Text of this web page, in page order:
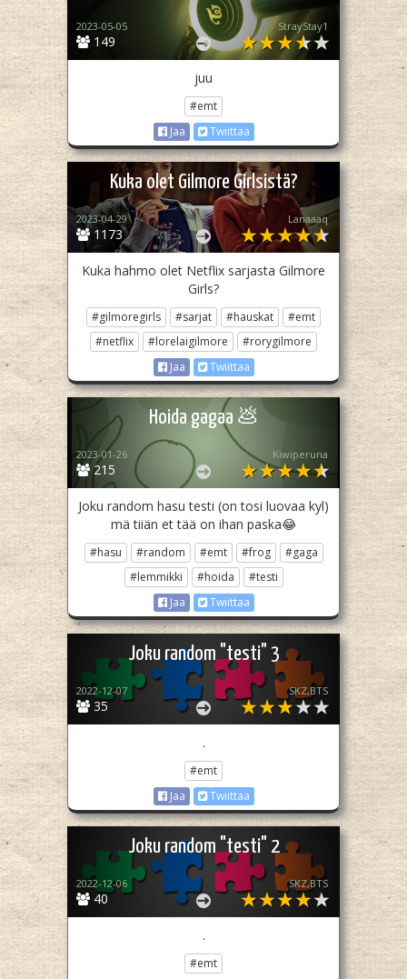
149
2023-05-05 StrayStay1
juu
#emt
Jaa
Twiittaa
Kuka olet Gilmore Girlsistä?
1173
2023-04-29 Lanaaaq
Kuka hahmo olet Netflix sarjasta Gilmore
Girls?
#gilmoregirls #sarjat #hauskat
#emt
#netflix
#lorelaigilmore
#rorygilmore
Jaa
Twiittaa
Hoida gagaa 💩
215
2023-01-26 Kiwiperuna
Joku random hasu testi (on tosi luovaa kyl)
mä tiiän et tää on ihan paska😂
#hasu #random #emt #frog
#gaga
#lemmikki
#hoida
#testi
Jaa
Twiittaa
Joku random "testi" 3
35
2022-12-07 SKZ,BTS
.
#emt
Jaa
Twiittaa
Joku random "testi" 2
40
2022-12-06 SKZ,BTS
.
#emt